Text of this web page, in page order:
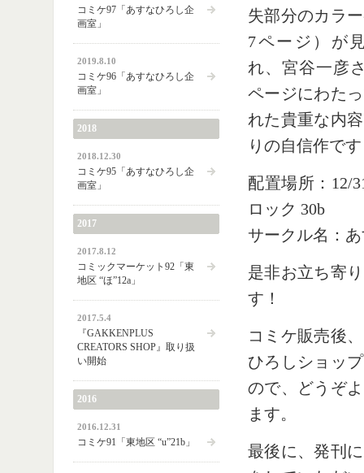
失部分のカラ
7ページ）が
れ、宮谷一彦
ページにわた
れた貴重な内
りの自信作で
配置場所：12/
ロック 30b
サークル名：
是非お立ち寄
す！
コミケ販売後
ひろしショッ
ので、どうぞ
ます。
最後に、発刊
コミケ97「あすなひろし企
画室」
2019.8.10
コミケ96「あすなひろし企
画室」
2018
2018.12.30
コミケ95「あすなひろし企
画室」
2017
2017.8.12
コミックマーケット92「東
地区 “ほ”12a」
2017.5.4
『GAKKENPLUS
CREATORS SHOP』取り扱
い開始
2016
2016.12.31
コミケ91「東地区 “u”21b」